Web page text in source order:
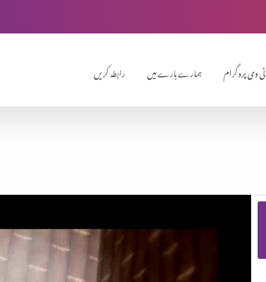
رابطہ کریں ہمارے بارے میں ٹی وی پروگرام